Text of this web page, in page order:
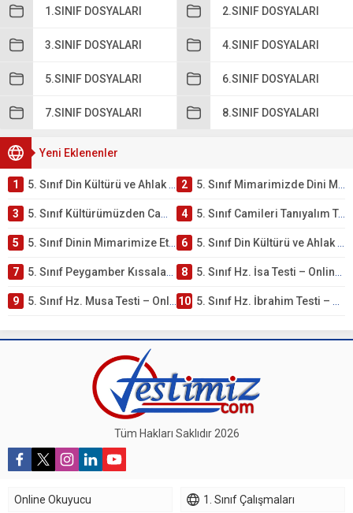
1.SINIF DOSYALARI 2.SINIF DOSYALARI
3.SINIF DOSYALARI 4.SINIF DOSYALARI
5.SINIF DOSYALARI 6.SINIF DOSYALARI
7.SINIF DOSYALARI 8.SINIF DOSYALARI
Yeni Eklenenler
1 5. Sınıf Din Kültürü ve Ahlak Bilgisi 4. Ünite: Mimarimizde Dini Motifler Çalışmaları 2 5. Sınıf Mimarimizde Dini Motifler Ünite Testi – Online Çöz
3 5. Sınıf Kültürümüzden Cami Örnekleri Testi – Online Çöz 4 5. Sınıf Camileri Tanıyalım Testi – Online Çöz
5 5. Sınıf Dinin Mimarimize Etkisi Testi – Online Çöz 6 5. Sınıf Din Kültürü ve Ahlak Bilgisi 4. Ünite: Peygamber Kıssaları Çalışmaları
7 5. Sınıf Peygamber Kıssaları Ünite Testi – Online Çöz 8 5. Sınıf Hz. İsa Testi – Online Çöz
9 5. Sınıf Hz. Musa Testi – Online Çöz 10 5. Sınıf Hz. İbrahim Testi – Online Çöz
Tüm Hakları Saklıdır 2026
Online Okuyucu 1. Sınıf Çalışmaları